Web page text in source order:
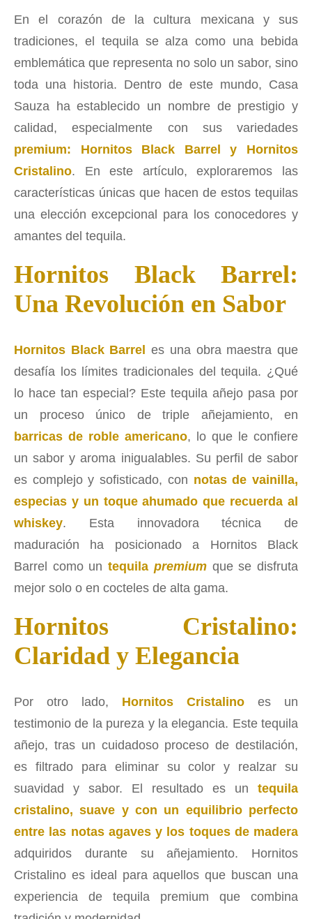
En el corazón de la cultura mexicana y sus
tradiciones, el tequila se alza como una bebida
emblemática que representa no solo un sabor, sino
toda una historia. Dentro de este mundo, Casa
Sauza ha establecido un nombre de prestigio y
calidad, especialmente con sus variedades
premium: Hornitos Black Barrel y Hornitos
Cristalino. En este artículo, exploraremos las
características únicas que hacen de estos tequilas
una elección excepcional para los conocedores y
amantes del tequila.
Hornitos Black Barrel:
Una Revolución en Sabor
Hornitos Black Barrel
es una obra maestra que
desafía los límites tradicionales del tequila. ¿Qué
lo hace tan especial? Este tequila añejo pasa por
un proceso único de triple añejamiento, en
barricas de roble americano, lo que le confiere
un sabor y aroma inigualables. Su perfil de sabor
es complejo y sofisticado, con notas de vainilla,
especias y un toque ahumado que recuerda al
whiskey. Esta innovadora técnica de
maduración ha posicionado a Hornitos Black
Barrel como untequila premiumque se disfruta
mejor solo o en cocteles de alta gama.
Hornitos Cristalino:
Claridad y Elegancia
Por otro lado, Hornitos Cristalino es un
testimonio de la pureza y la elegancia. Este tequila
añejo, tras un cuidadoso proceso de destilación,
es filtrado para eliminar su color y realzar su
suavidad y sabor. El resultado es un tequila
cristalino, suave y con un equilibrio perfecto
entre las notas agaves y los toques de madera
adquiridos durante su añejamiento. Hornitos
Cristalino es ideal para aquellos que buscan una
experiencia de tequila premium que combina